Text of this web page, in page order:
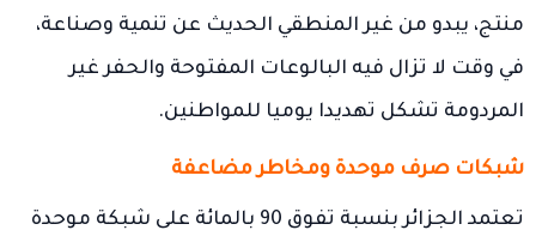
منتج، يبدو من غير المنطقي الحديث عن تنمية وصناعة،
في وقت لا تزال فيه البالوعات المفتوحة والحفر غير
المردومة تشكل تهديدا يوميا للمواطنين.
شبكات صرف موحدة ومخاطر مضاعفة
تعتمد الجزائر بنسبة تفوق 90 بالمائة على شبكة موحدة